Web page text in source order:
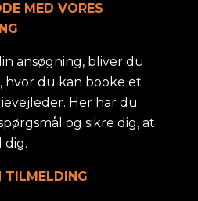
MED VORES
ansøgning, bliver du
hvor du kan booke et
Her har du
og sikre dig, at
dig.
TILMELDING